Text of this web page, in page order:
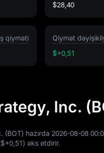
$28,40
qiyməti
Qiymət
$+0,51
Inc.
(BOT) hazırda 2026-08-08 00:
$+0,51) əks etdirir.